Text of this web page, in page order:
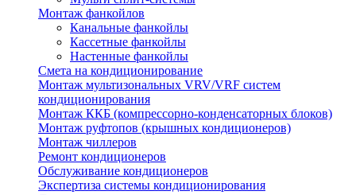
Монтаж фанкойлов
Канальные фанкойлы
Кассетные фанкойлы
Настенные фанкойлы
Смета на кондиционирование
Монтаж мультизональных VRV/VRF систем
кондиционирования
Монтаж ККБ (компрессорно-конденсаторных блоков)
Монтаж руфтопов (крышных кондиционеров)
Монтаж чиллеров
Ремонт кондиционеров
Обслуживание кондиционеров
Экспертиза системы кондиционирования